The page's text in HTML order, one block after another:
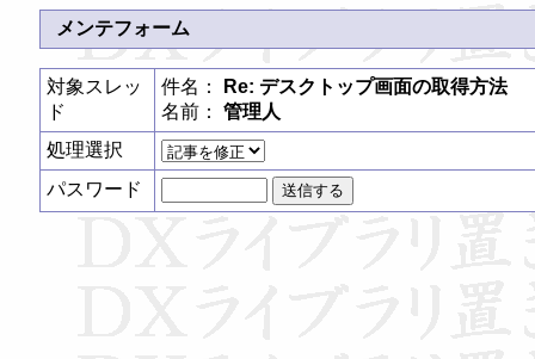
メンテフォーム
対象スレッ
ド
件名：
Re: デスクトップ画面の取得方法
名前： 管理人
処理選択
パスワード